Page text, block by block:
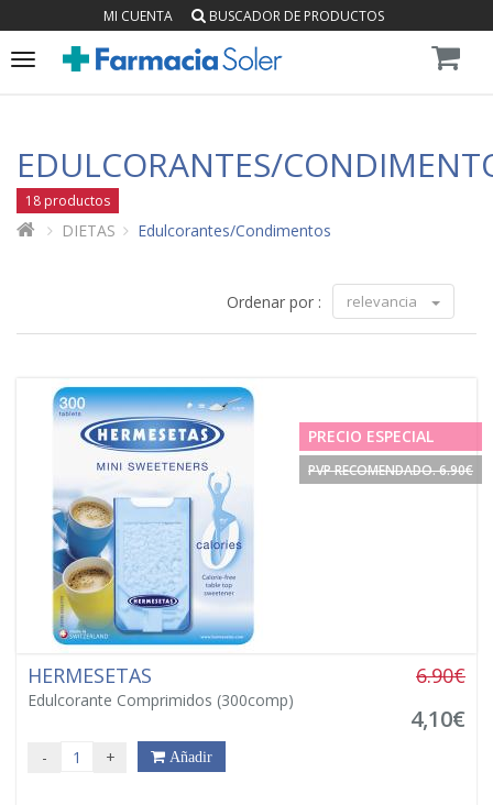
MI CUENTA BUSCADOR DE PRODUCTOS
Toggle
EDULCORANTES/
18 productos
DIETAS Edulcorantes/Condimentos
Ordenar por : relevancia
PRECIO ESPECIAL
PVP RECOMENDADO. 6.90€
HERMESETAS
Edulcorante Comprimidos (300comp)
6.90€
4,10€
- + Añadir